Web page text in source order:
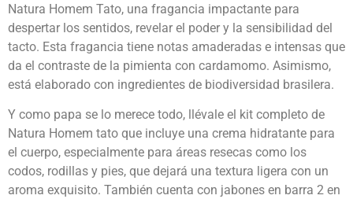
Natura Homem Tato, una fragancia impactante para
despertar los sentidos, revelar el poder y la sensibilidad del
tacto. Esta fragancia tiene notas amaderadas e intensas que
da el contraste de la pimienta con cardamomo. Asimismo,
está elaborado con ingredientes de biodiversidad brasilera.
Y como papa se lo merece todo, llévale el kit completo de
Natura Homem tato que incluye una crema hidratante para
el cuerpo, especialmente para áreas resecas como los
codos, rodillas y pies, que dejará una textura ligera con un
aroma exquisito. También cuenta con jabones en barra 2 en